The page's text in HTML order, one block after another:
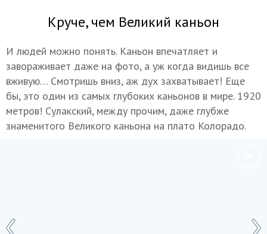
Круче, чем Великий каньон
И людей можно понять. Каньон впечатляет и
завораживает даже на фото, а уж когда видишь все
вживую… Смотришь вниз, аж дух захватывает! Еще
бы, это один из самых глубоких каньонов в мире. 1920
метров! Сулакский, между прочим, даже глубже
знаменитого Великого каньона на плато Колорадо.